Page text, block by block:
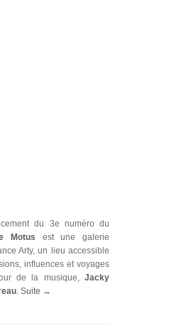
du 3e numéro du
Motus est une galerie
Arty, un lieu accessible
influences et voyages
de la musique, Jacky
. Suite →